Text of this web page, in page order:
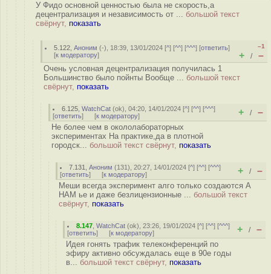
У Фидо основной ценностью была не скорость,а
децентрализация и независимость от ... большой текст
свёрнут, показать
5.122 ,Аноним (-), 18:39, 13/01/2024 [^] [^^] [^^^] [ответить]
[к модератору]
–1
+ / –
Очень условная децентрализация получилась 1
Большинство было пойнты Вообще ... большой текст
свёрнут, показать
6.125 ,WatchCat (ok), 04:20, 14/01/2024 [^] [^^] [^^^]
[ответить] [к модератору] + / –
Не более чем в окололабораторных
экспериментах На практике,да в плотной
городск... большой текст свёрнут, показать
7.131 ,Аноним (131), 20:27, 14/01/2024 [^] [^^] [^^^]
[ответить] [к модератору] + / –
Меши всегда эксперимент алго только создаются А
HAM ье и даже безлицензионные ... большой текст
свёрнут, показать
8.147 ,WatchCat (ok), 23:26, 19/01/2024 [^] [^^] [^^^]
[ответить] [к модератору] + / –
Идея гонять трафик телеконференций по
эфиру активно обсуждалась еще в 90е годы
в... большой текст свёрнут, показать